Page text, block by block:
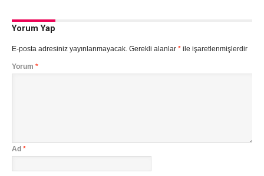
Yorum Yap
E-posta adresiniz yayınlanmayacak. Gerekli alanlar *ile işaretlenmişlerdir
Yorum *
Ad *